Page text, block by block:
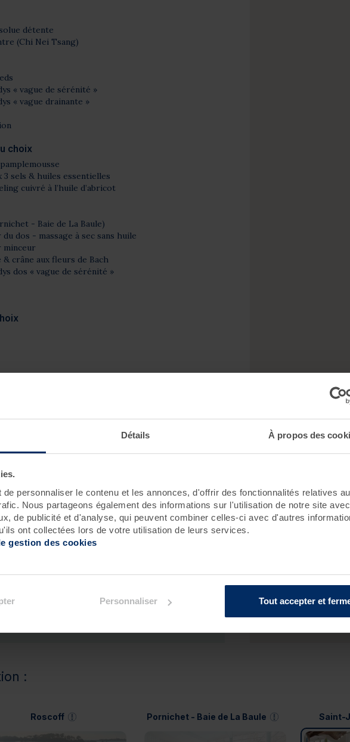
Détails À propos des
personnaliser le contenu et les annonces, d'offrir des fonctionnalités relatives
Nous partageons également des informations sur l'utilisation de notre site
de publicité et d'analyse, qui peuvent combiner celles-ci avec d'autres
ont collectées lors de votre utilisation de leurs services.
gestion des cookies
Personnaliser Tout accepter et
détente
(Chi Nei Tsang)
« vague de sérénité »
« vague drainante »
choix
3 sels & huiles essentielles
cuivré à l’huile d’abricot
- Baie de La Baule)
dos - massage à sec sans huile
minceur
& crâne aux fleurs de Bach
dos « vague de sérénité »
fois au sein du séjour.
:
Roscoff Pornichet - Baie de La Baule Saint-